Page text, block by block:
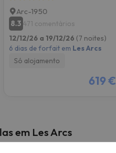
Arc-1950
8.3 471 comentários
12/12/26 a 19/12/26 (7 noites)
6 dias de forfait em Les Arcs
Só alojamento
619 €
em Les Arcs